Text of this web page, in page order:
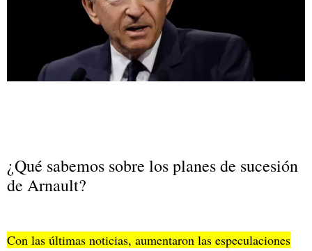
¿Qué sabemos sobre los planes de sucesión
de Arnault?
Con las últimas noticias, aumentaron las especulaciones